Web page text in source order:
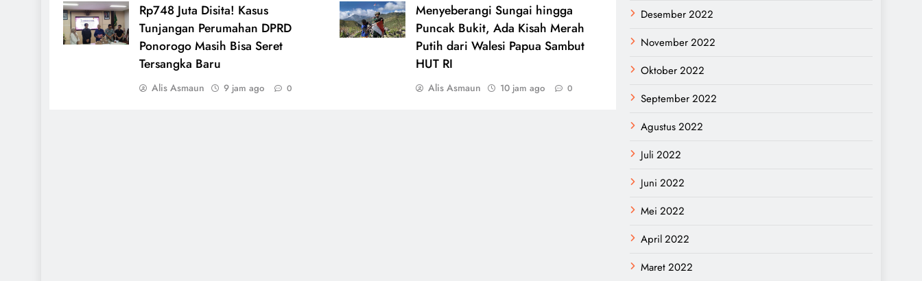
Rp748 Juta Disita! Kasus
Tunjangan Perumahan DPRD
Ponorogo Masih Bisa Seret
Tersangka Baru
Alis Asmaun 9 jam ago 0
Menyeberangi Sungai hingga
Puncak Bukit, Ada Kisah Merah
Putih dari Walesi Papua Sambut
HUT RI
Alis Asmaun 10 jam ago 0
Desember 2022
November 2022
Oktober 2022
September 2022
Agustus 2022
Juli 2022
Juni 2022
Mei 2022
April 2022
Maret 2022